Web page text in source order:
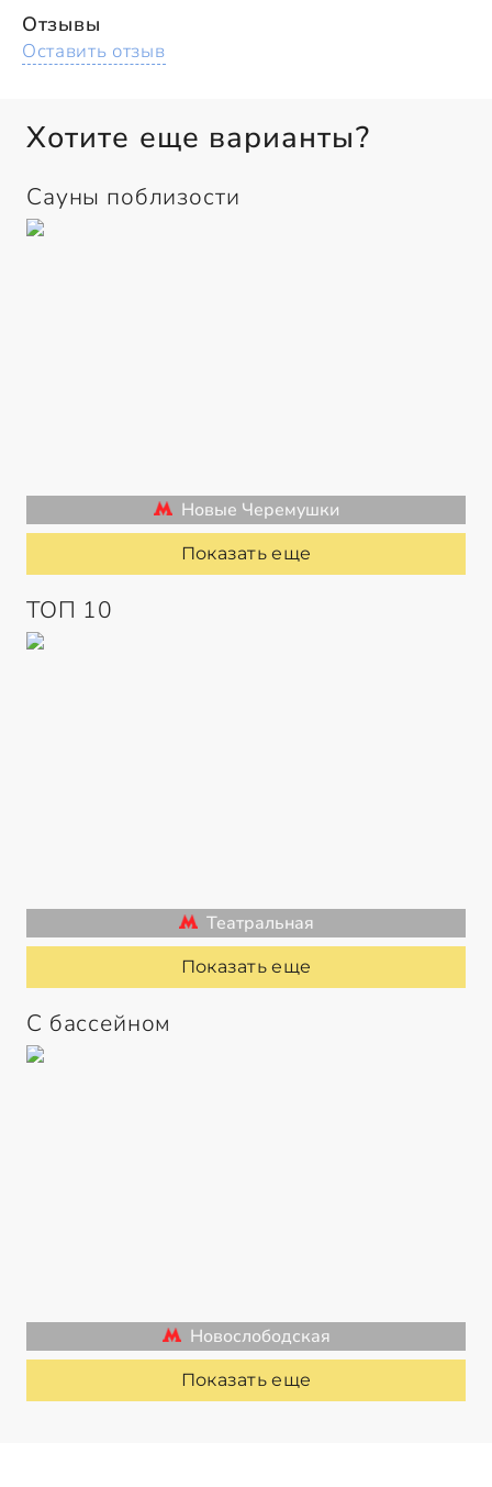
Отзывы
Оставить отзыв
Хотите еще варианты?
Сауны поблизости
Новые Черемушки
Показать еще
ТОП 10
Театральная
Показать еще
С бассейном
Новослободская
Показать еще